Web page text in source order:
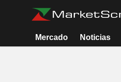
Mercado Noticias